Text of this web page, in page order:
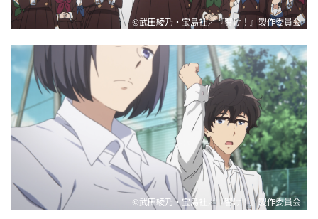
©武田綾乃・宝島社／『響け！』製作委員会
©武田綾乃・宝島社／『響け！』製作委員会